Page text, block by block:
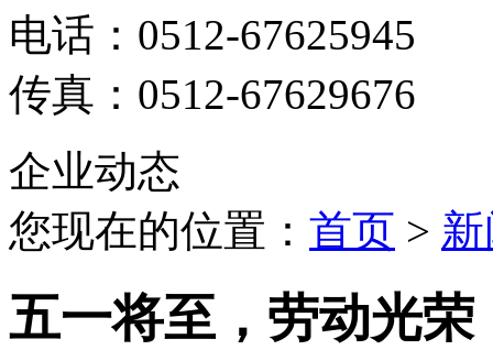
电话：0512-67625945
传真：0512-67629676
企业动态
您现在的位置： 首页 >
五一将至，劳动光